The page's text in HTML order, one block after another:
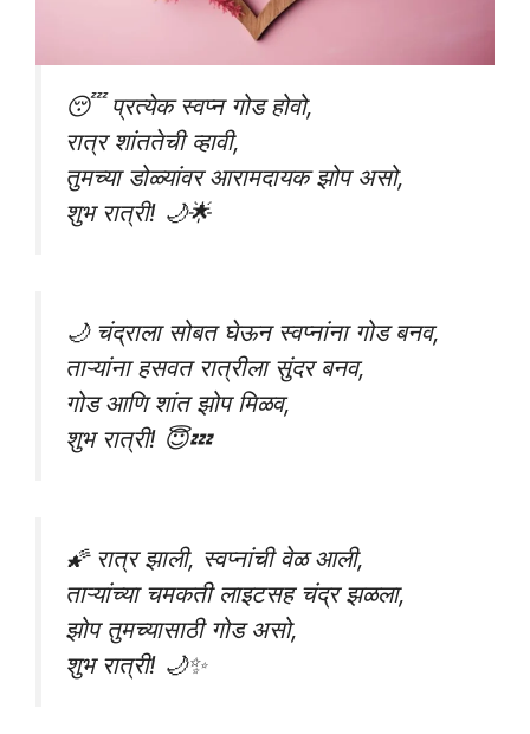
😴 प्रत्येक स्वप्न गोड होवो,
रात्र शांततेची व्हावी,
तुमच्या डोळ्यांवर आरामदायक झोप असो,
शुभ रात्री! 🌙🌟
🌙 चंद्राला सोबत घेऊन स्वप्नांना गोड बनव,
ताऱ्यांना हसवत रात्रीला सुंदर बनव,
गोड आणि शांत झोप मिळव,
शुभ रात्री! 😇💤
🌠 रात्र झाली, स्वप्नांची वेळ आली,
ताऱ्यांच्या चमकती लाइटसह चंद्र झळला,
झोप तुमच्यासाठी गोड असो,
शुभ रात्री! 🌙✨